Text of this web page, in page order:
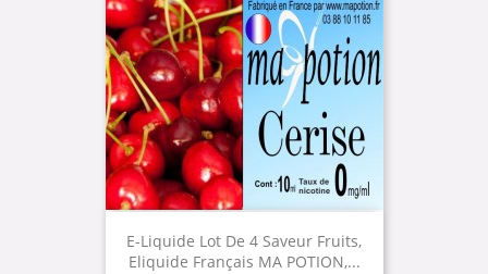
E-Liquide Lot De 4 Saveur Fruits,
Eliquide Français MA POTION,...